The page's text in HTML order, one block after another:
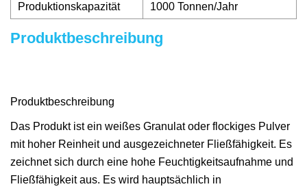
Produktionskapazität 1000 Tonnen/Jahr
Produktbeschreibung
Produktbeschreibung
Das Produkt ist ein weißes Granulat oder flockiges Pulver
mit hoher Reinheit und ausgezeichneter Fließfähigkeit. Es
zeichnet sich durch eine hohe Feuchtigkeitsaufnahme und
Fließfähigkeit aus. Es wird hauptsächlich in